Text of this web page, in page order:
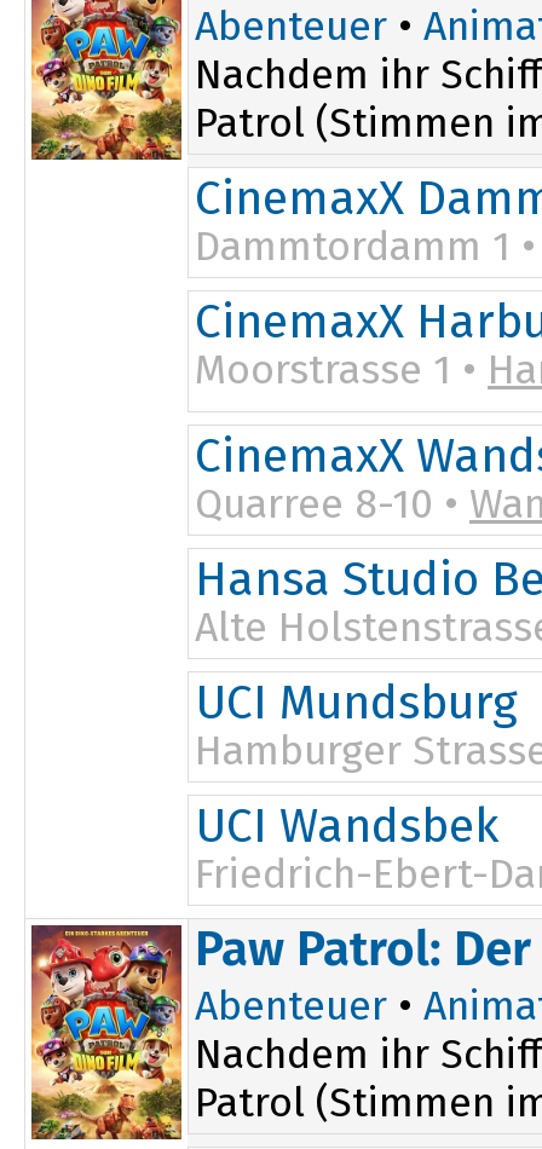
Abenteuer •
Nachdem ihr
Patrol (Stimmen
CinemaxX
Dammtordamm 1
CinemaxX
Moorstrasse 1 •
CinemaxX
Quarree 8-10 •
Hansa Studio
Alte
UCI Mundsburg
Hamburger
UCI Wandsbek
Friedrich-Ebert-
Paw Patrol:
Abenteuer •
Nachdem ihr
Patrol (Stimmen